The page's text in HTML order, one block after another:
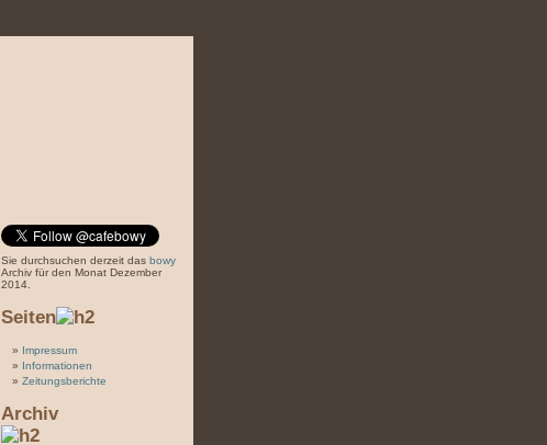
Sie durchsuchen derzeit das bowy
Archiv für den Monat Dezember
2014.
Seiten
Impressum
Informationen
Zeitungsberichte
Archiv